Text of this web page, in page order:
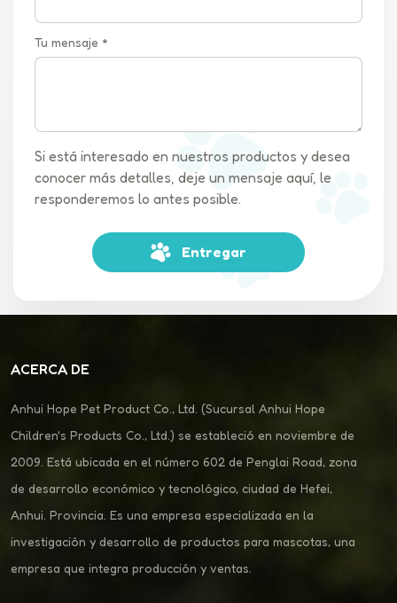
Tu mensaje *
Si está interesado en nuestros productos y desea
conocer más detalles, deje un mensaje aquí, le
responderemos lo antes posible.
Entregar
ACERCA DE
Anhui Hope Pet Product Co., Ltd. (Sucursal Anhui Hope
Children's Products Co., Ltd.) se estableció en noviembre de
2009. Está ubicada en el número 602 de Penglai Road, zona
de desarrollo económico y tecnológico, ciudad de Hefei,
Anhui. Provincia. Es una empresa especializada en la
investigación y desarrollo de productos para mascotas, una
empresa que integra producción y ventas.